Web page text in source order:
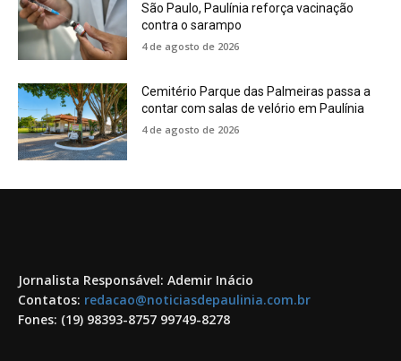
São Paulo, Paulínia reforça vacinação
contra o sarampo
4 de agosto de 2026
Cemitério Parque das Palmeiras passa a
contar com salas de velório em Paulínia
4 de agosto de 2026
Jornalista Responsável: Ademir Inácio
Contatos: redacao@noticiasdepaulinia.com.br
Fones: (19) 98393-8757 99749-8278